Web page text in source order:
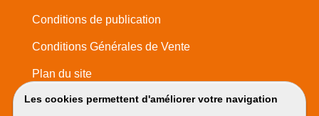
Les cookies permettent d'améliorer votre navigation
Conditions de publication
Conditions Générales de Vente
Plan du site